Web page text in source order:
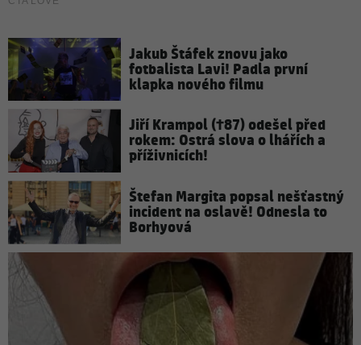
Jakub Štáfek znovu jako
fotbalista Lavi! Padla první
klapka nového filmu
Jiří Krampol (†87) odešel před
rokem: Ostrá slova o lhářích a
příživnicích!
Štefan Margita popsal nešťastný
incident na oslavě! Odnesla to
Borhyová